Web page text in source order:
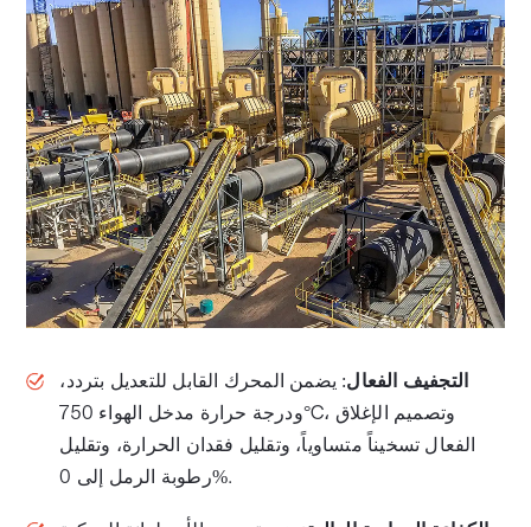
التجفيف الفعال: يضمن المحرك القابل للتعديل بتردد،
ودرجة حرارة مدخل الهواء 750°C، وتصميم الإغلاق
الفعال تسخيناً متساوياً، وتقليل فقدان الحرارة، وتقليل
رطوبة الرمل إلى 0%.